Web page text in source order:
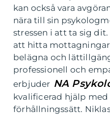
kan också vara
nära till sin
stressen i att ta sig
att hitta
belägna och
professionell och
erbjuder NA
kvalificerad hjälp
förhållningssätt.